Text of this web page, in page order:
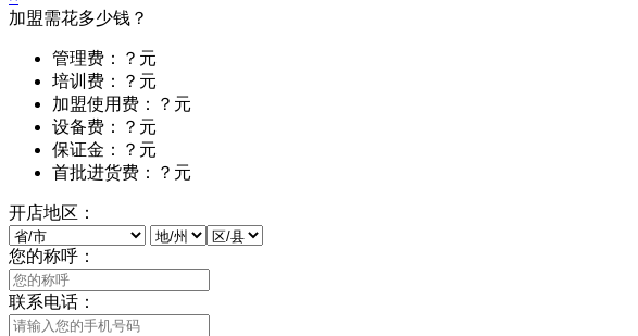
加盟需花多少钱？
管理费：？元
培训费：？元
加盟使用费：？元
设备费：？元
保证金：？元
首批进货费：？元
开店地区：
您的称呼：
联系电话：